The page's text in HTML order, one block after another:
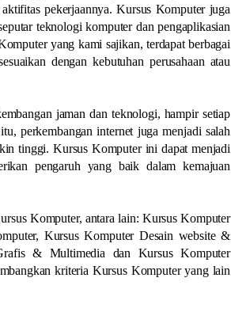
pekerjaannya. Kursus Komputer juga
teknologi komputer dan pengaplikasian
yang kami sajikan, terdapat berbagai
dengan kebutuhan perusahaan atau
jaman dan teknologi, hampir setiap
perkembangan internet juga menjadi salah
tinggi. Kursus Komputer ini dapat menjadi
pengaruh yang baik dalam kemajuan
Komputer, antara lain: Kursus Komputer
Kursus Komputer Desain website &
& Multimedia dan Kursus Komputer
kriteria Kursus Komputer yang lain